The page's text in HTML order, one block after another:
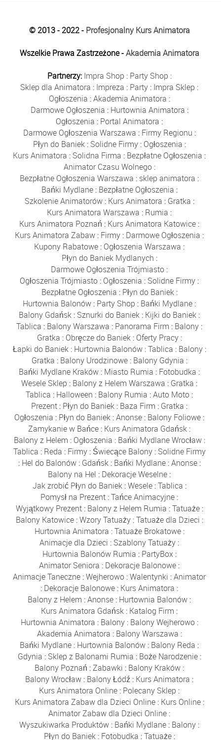
© 2013 - 2022 - Profesjonalny Kurs Animatora
Wszelkie Prawa Zastrzeżone -Akademia Animatora
Partnerzy: Impra Shop : Party Shop :
Sklep dla Animatora : Impreza : Party : Impra Sklep :
Ogłoszenia :Akademia Animatora :
Darmowe Ogłoszenia : Hurtownia Animatora :
Ogłoszenia : Portal Animatora :
Darmowe Ogłoszenia Warszawa : Firmy Regionu :
Płyn do Baniek: Solidne Firmy: Ogłoszenia :
Kurs Animatora : Solidna Firma : Bezpłatne Ogłoszenia :
Animator Czasu Wolnego:
Bezpłatne Ogłoszenia Warszawa : sklep animatora :
Bańki Mydlane: Bezpłatne Ogłoszenia :
Szkolenie Animatorów: Kurs Animatora : Gratka :
Kurs Animatora Warszawa : Rumia :
Kurs Animatora Poznań : Kurs Animatora Katowice :
Kurs Animatora Zabaw : Firmy : Darmowe Ogłoszenia :
Kupony Rabatowe : Ogłoszenia Warszawa :
Płyn do Baniek Mydlanych :
Darmowe Ogłoszenia Trójmiasto :
Ogłoszenia Trójmiasto : Ogłoszenia : Solidne Firmy :
Bezpłatne Ogłoszenia : Płyn do Baniek:
Hurtownia Balonów : Party Shop : Bańki Mydlane :
Balony Gdańsk : Sznurki do Baniek : Kijki do Baniek :
Tablica : Balony Warszawa : Panorama Firm : Balony :
Gratka : Obręcze do Baniek: Oferty Pracy:
Łapki do Baniek: Hurtownia Balonów:Tablica : Balony:
Gratka : Balony Urodzinowe: Balony Gdynia :
Bańki Mydlane Kraków : Miasto Rumia : Fotobudka :
Wesele Sklep : Balony z Helem Warszawa : Gratka :
Tablica : Halloween : Balony Rumia :Auto Moto :
Prezent : Płyn do Baniek : Baza Firm : Gratka :
Ogłoszenia : Płyn do Baniek :Anonse : Balony Foliowe :
Zamykanie w Bańce : Kurs Animatora Gdańsk :
Balony z Helem : Ogłoszenia : Bańki Mydlane Wrocław:
Tablica : Reda : Firmy: Świecące Balony: Solidne Firmy
: Hel do Balonów: Gdańsk: Bańki Mydlane:Anonse:
Balony na Hel : Dekoracje Weselne :
Jak zrobić Płyn do Baniek:Wesele:Tablica :
Pomysł na Prezent :Tańce Animacyjne :
Wyjątkowy Prezent: Balony z Helem Rumia :Tatuaże:
Balony Katowice:Wzory Tatuaży:Tatuaże dla Dzieci :
Hurtownia Animatora :Tatuaże Brokatowe:
Animacje dla Dzieci : Szablony Tatuaży :
Hurtownia Balonów Rumia : PartyBox:
Animator Seniora : Dekoracje Balonowe :
Animacje Taneczne :Wejherowo :Walentynki :Animator
: Dekoracje Balonowe : Kurs Animatora :
Balony z Helem :Anonse : Hurtownia Balonów :
Kurs Animatora Gdańsk : Katalog Firm :
Hurtownia Animatora : Balony: Balony Wejherowo:
Akademia Animatora : Balony Warszawa :
Bańki Mydlane : Hurtownia Balonów : Balony Reda :
Gdynia : Sklep z Balonami Rumia : Boże Narodzenie:
Balony Poznań :Zabawki : Balony Kraków :
Balony Wrocław : Balony Łódź : Kurs Animatora :
Kurs Animatora Online : Polecany Sklep :
Kurs Animatora Zabaw dla Dzieci Online: Kurs Online:
Animator Zabaw dla Dzieci Online :
Wyszukiwarka Produktów : Bańki Mydlane : Balony :
Płyn do Baniek: Fotobudka :Tatuaże: